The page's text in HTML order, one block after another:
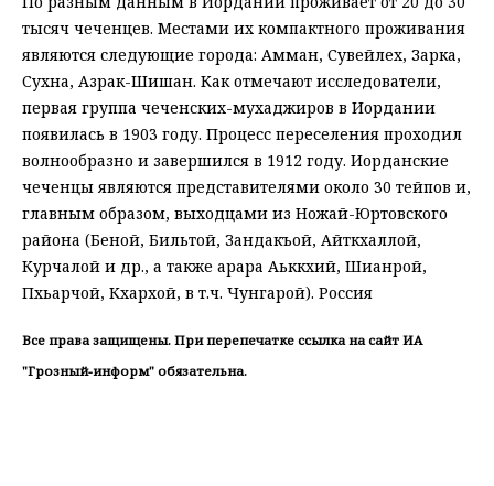
тысяч чеченцев. Местами их компактного проживания
являются следующие города: Амман, Сувейлех, Зарка,
Сухна, Азрак-Шишан. Как отмечают исследователи,
первая группа чеченских-мухаджиров в Иордании
появилась в 1903 году. Процесс переселения проходил
волнообразно и завершился в 1912 году. Иорданские
чеченцы являются представителями около 30 тейпов и,
главным образом, выходцами из Ножай-Юртовского
района (Беной, Бильтой, Зандакъой, Айткхаллой,
Курчалой и др., а также арара Аьккхий, Шианрой,
Пхьарчой, Кхархой, в т.ч. Чунгарой). Россия
Все права защищены. При перепечатке ссылка на сайт ИА
"Грозный-информ" обязательна.